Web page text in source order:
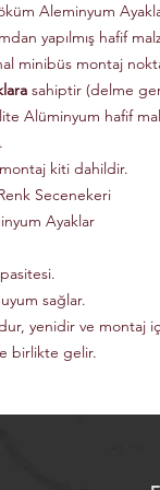
Aleminyum
yapılmış hafif
minibüs montaj
sahiptir (delme
Alüminyum hafif
kiti dahildir.
Secenekeri
Ayaklar
uyum sağlar.
yenidir ve montaj
birlikte gelir.